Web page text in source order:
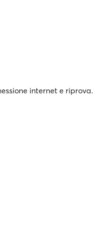
internet e riprova.